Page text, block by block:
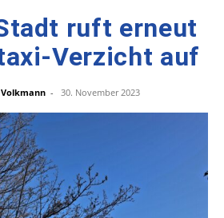
ruft erneut
Verzicht auf
- 30. November 2023